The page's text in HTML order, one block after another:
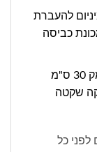
להעברת
, מכונת כביסה
חלק עליון קלפות בגובה 40 ס"מ / עומק 30 ס"מ
לפני כל